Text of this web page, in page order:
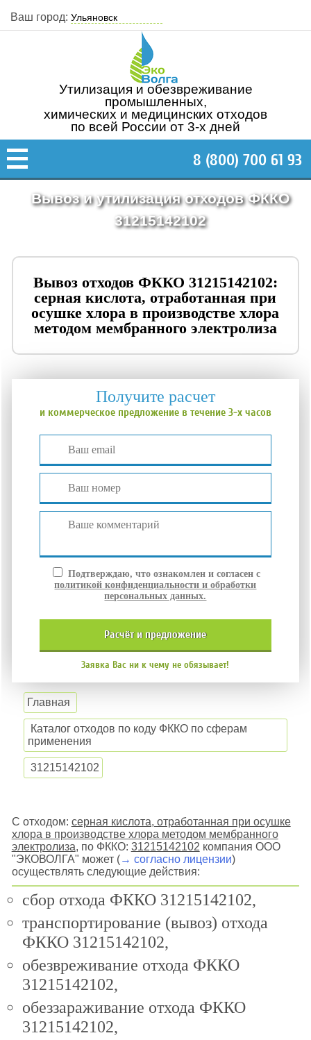
Ваш город:
Утилизация и обезвреживание
промышленных,
химических и медицинских отходов
по всей России от 3-х дней
8 (800) 700 61 93
Вывоз и утилизация отходов ФККО
31215142102
Вывоз отходов ФККО 31215142102:
серная кислота, отработанная при
осушке хлора в производстве хлора
методом мембранного электролиза
Получите расчет
и коммерческое предложение в течение 3-х часов
Подтверждаю, что ознакомлен и согласен с
политикой конфиденциальности и обработки
персональных данных.
расчёт и предложение
Заявка Вас ни к чему не обязывает!
Главная
Каталог отходов по коду ФККО по сферам
применения
31215142102
С отходом: серная кислота, отработанная при осушке
хлора в производстве хлора методом мембранного
электролиза, по ФККО: 31215142102 компания ООО
"ЭКОВОЛГА" может (→ согласно лицензии)
осуществлять следующие действия:
сбор отхода ФККО 31215142102,
транспортирование (вывоз) отхода
ФККО 31215142102,
обезвреживание отхода ФККО
31215142102,
обеззараживание отхода ФККО
31215142102,